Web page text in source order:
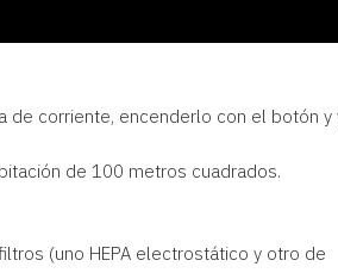
de corriente, encenderlo con el botón y
de 100 metros cuadrados.
(uno HEPA electrostático y otro de